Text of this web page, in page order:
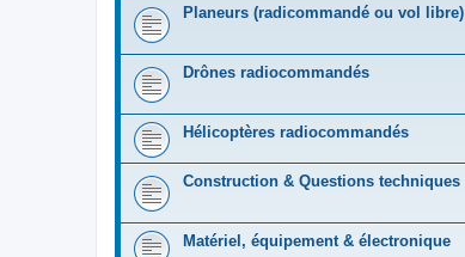
Planeurs (radicommandé ou vol libre)
Drônes radiocommandés
Hélicoptères radiocommandés
Construction & Questions techniques
Matériel, équipement & électronique